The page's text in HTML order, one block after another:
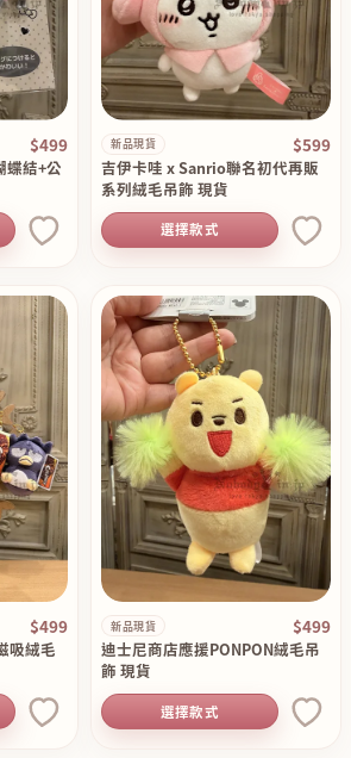
$499
結+公
新品現貨 $599
吉伊卡哇 x Sanrio聯名初代再販
系列絨毛吊飾 現貨
選擇款式
$499
吸絨毛
新品現貨 $499
迪士尼商店應援PONPON絨毛吊
飾 現貨
選擇款式